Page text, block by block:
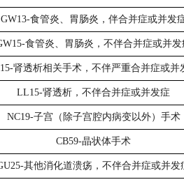
GW13-食管炎、胃肠炎，伴合并症或并发
食管炎、胃肠炎，不伴合并症或并发
肾透析相关手术，不伴严重合并症或并
LL15-肾透析，不伴合并症或并发症
NC19-子宫（除子宫腔内病变以外）手术
CB59-晶状体手术
其他消化道溃疡，不伴合并症或并发